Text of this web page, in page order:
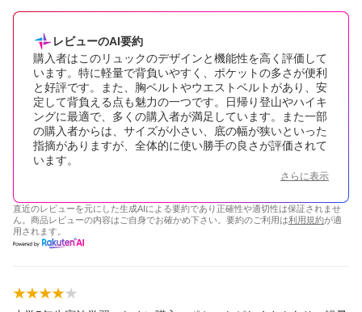
レビューのAI要約
購入者はこのリュックのデザインと機能性を高く評価して
います。特に軽量で背負いやすく、ポケットの多さが便利
と好評です。また、胸ベルトやウエストベルトがあり、安
定して背負える点も魅力の一つです。日帰り登山やハイキ
ングに最適で、多くの購入者が満足しています。また一部
の購入者からは、サイズが小さい、底の幅が狭いといった
指摘がありますが、全体的に使い勝手の良さが評価されて
います。
さらに表示
直近のレビューを元にした生成AIによる要約であり正確性や適切性は保証されませ
ん。商品レビューの内容はご自身でお確かめ下さい。要約のご利用は利用規約が適
用されます。